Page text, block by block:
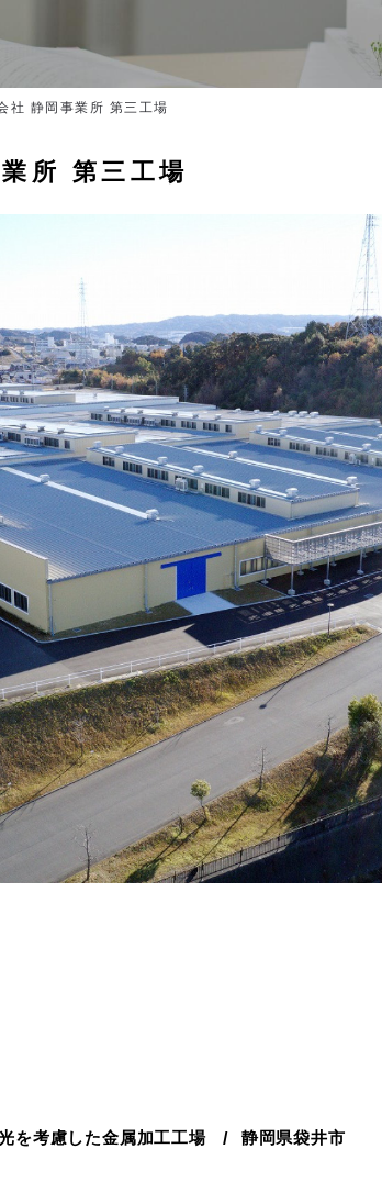
社 静岡事業所 第三工場
所 第三工場
を考慮した金属加工工場 静岡県袋井市